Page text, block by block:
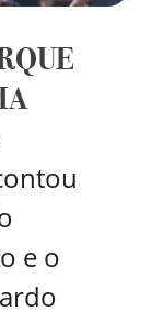
e o